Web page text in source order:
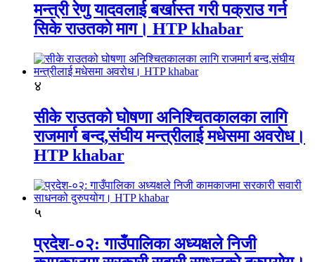
मन्त्री रेणु यादवलाई बर्खास्त गरी पक्राउ गर्न
सिके राउतकाे माग। HTP khabar
४
सीके राउतको घोषणा अनिश्चितकालका लागि
राजमार्ग बन्द,संघीय मन्त्रीलाई मधेसमा अवरोध।
HTP khabar
५
प्रदेश-०२: गाउँपालिका अध्यक्षले निजी